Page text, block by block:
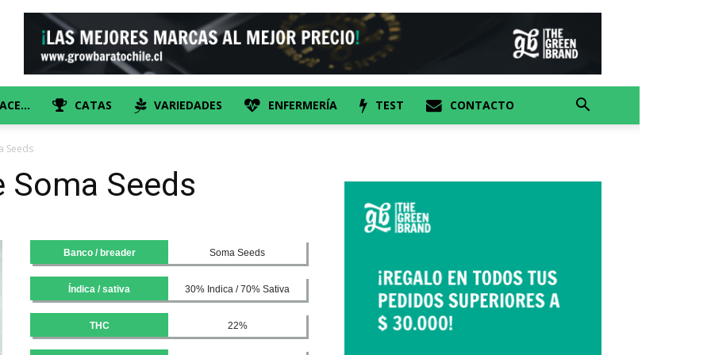
CATAS VARIEDADES ENFERMERÍA TEST CONTACTO
Seeds
Soma Seeds
Banco / breader Soma Seeds
Índica / sativa 30% Indica / 70% Sativa
THC 22%